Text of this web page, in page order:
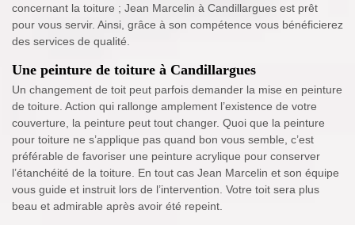
concernant la toiture ; Jean Marcelin à Candillargues est prêt
pour vous servir. Ainsi, grâce à son compétence vous bénéficierez
des services de qualité.
Une peinture de toiture à Candillargues
Un changement de toit peut parfois demander la mise en peinture
de toiture. Action qui rallonge amplement l’existence de votre
couverture, la peinture peut tout changer. Quoi que la peinture
pour toiture ne s’applique pas quand bon vous semble, c’est
préférable de favoriser une peinture acrylique pour conserver
l’étanchéité de la toiture. En tout cas Jean Marcelin et son équipe
vous guide et instruit lors de l’intervention. Votre toit sera plus
beau et admirable après avoir été repeint.